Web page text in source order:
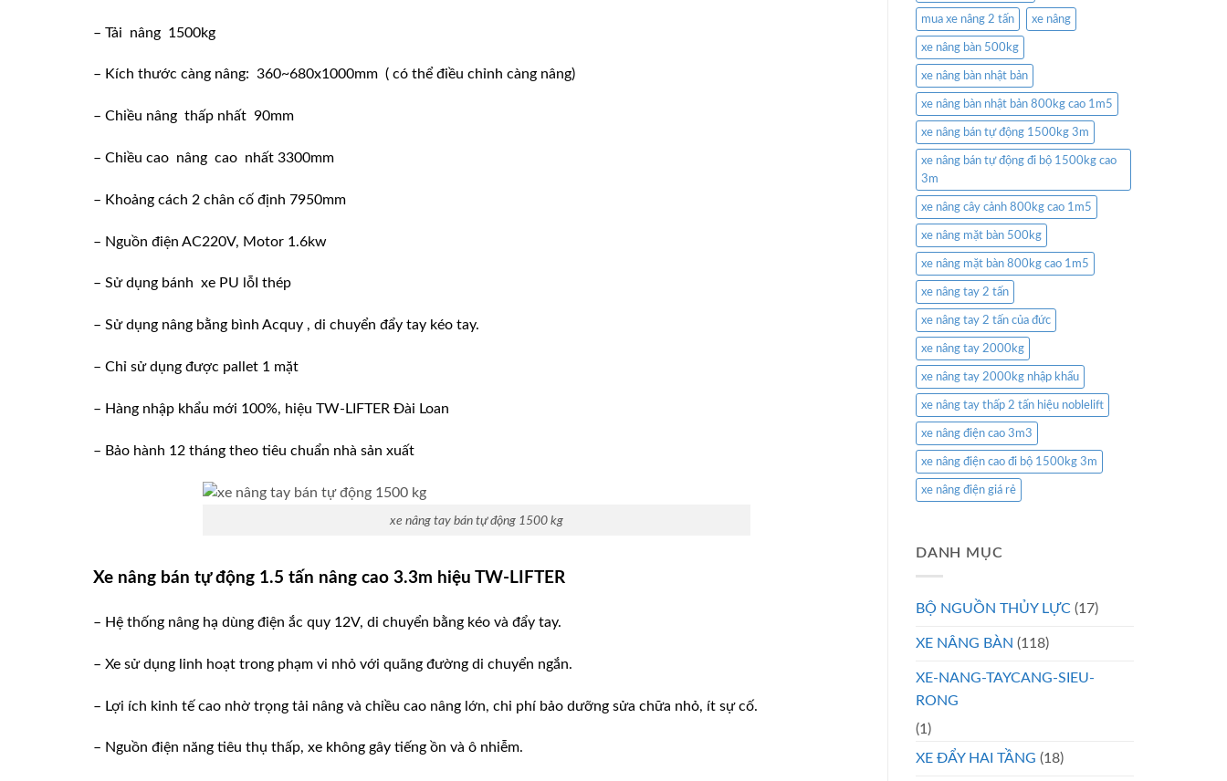
– Tải nâng 1500kg
– Kích thước càng nâng: 360~680x1000mm ( có thể điều chỉnh càng nâng)
– Chiều nâng thấp nhất 90mm
– Chiều cao nâng cao nhất 3300mm
– Khoảng cách 2 chân cố định 7950mm
– Nguồn điện AC220V, Motor 1.6kw
– Sử dụng bánh xe PU lỗI thép
– Sử dụng nâng bằng bình Acquy , di chuyển đẩy tay kéo tay.
– Chỉ sử dụng được pallet 1 mặt
– Hàng nhập khẩu mới 100%, hiệu TW-LIFTER Đài Loan
– Bảo hành 12 tháng theo tiêu chuẩn nhà sản xuất
xe nâng tay bán tự động 1500 kg
Xe nâng bán tự động 1.5 tấn nâng cao 3.3m hiệu TW-LIFTER
– Hệ thống nâng hạ dùng điện ắc quy 12V, di chuyển bằng kéo và đẩy tay.
– Xe sử dụng linh hoạt trong phạm vi nhỏ với quãng đường di chuyển ngắn.
– Lợi ích kinh tế cao nhờ trọng tải nâng và chiều cao nâng lớn, chi phí bảo dưỡng sửa chữa nhỏ, ít sự cố.
– Nguồn điện năng tiêu thụ thấp, xe không gây tiếng ồn và ô nhiễm.
mua xe nâng 2 tấn xe nâng
xe nâng bàn 500kg
xe nâng bàn nhật bản
xe nâng bàn nhật bản 800kg cao 1m5
xe nâng bán tự động 1500kg 3m
xe nâng bán tự động đi bộ 1500kg cao
3m
xe nâng cây cảnh 800kg cao 1m5
xe nâng mặt bàn 500kg
xe nâng mặt bàn 800kg cao 1m5
xe nâng tay 2 tấn
xe nâng tay 2 tấn của đức
xe nâng tay 2000kg
xe nâng tay 2000kg nhập khẩu
xe nâng tay thấp 2 tấn hiệu noblelift
xe nâng điện cao 3m3
xe nâng điện cao đi bộ 1500kg 3m
xe nâng điện giá rẻ
DANH MỤC
BỘ NGUỒN THỦY LỰC (17)
XE NÂNG BÀN (118)
XE-NANG-TAYCANG-SIEU-
RONG
(1)
XE ĐẨY HAI TẦNG (18)